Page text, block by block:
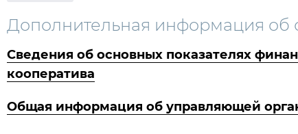
Дополнительная информация об
Сведения об основных показателях
кооператива
Общая информация об управляющей